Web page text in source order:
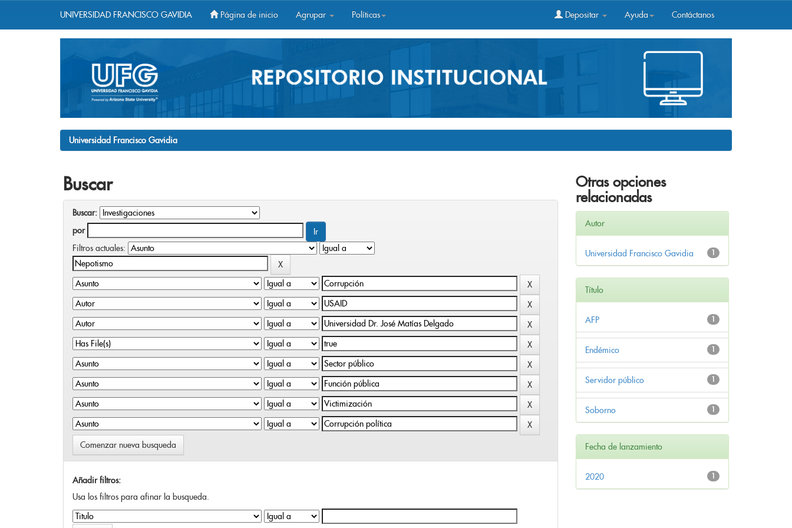
UNIVERSIDAD FRANCISCO GAVIDIA Página de inicio Agrupar Políticas Depositar Ayuda Contáctanos
Universidad Francisco Gavidia
Buscar
Buscar:
por
Filtros actuales:
Comenzar nueva busqueda
Añadir filtros:
Usa los filtros para afinar la busqueda.
Otras opciones
relacionadas
Autor
1
Universidad Francisco Gavidia
Título
1
AFP
1
Endémico
1
Servidor público
1
Soborno
Fecha de lanzamiento
1
2020